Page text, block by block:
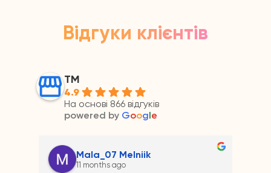
Відгуки клієнтів
ТМ
4.9
На основі 866 відгуків
powered by Google
Mala_07 Melniik
11 months ago